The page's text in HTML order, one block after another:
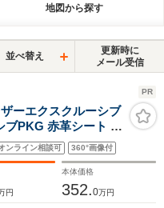
地図から探す
並べ替え
更新時に
メール受信
PR
ーエクスクルーシブ
PKG 赤革シート サ
ACC LKA BSM
プレイ シートヒータ
スポークアルミ ド
ンライン相談可 360°画像付
円
本体価格
352.0万円